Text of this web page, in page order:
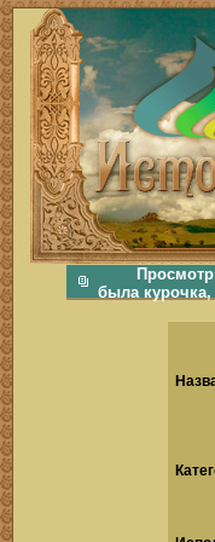
фольклорная музыка, фольклор хороводы бабушки русские народные
Просмотр
была